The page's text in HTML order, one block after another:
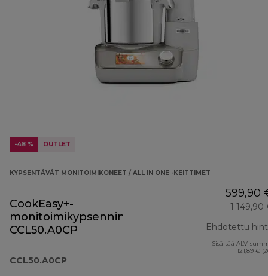
-48 % OUTLET
KYPSENTÄVÄT MONITOIMIKONEET / ALL IN ONE -KEITTIMET
CookEasy+-
monitoimikypsennin
CCL50.A0CP
CCL50.A0CP
599,90
1 149,90
Ehdotettu
Sisältää ALV-
121,89 €